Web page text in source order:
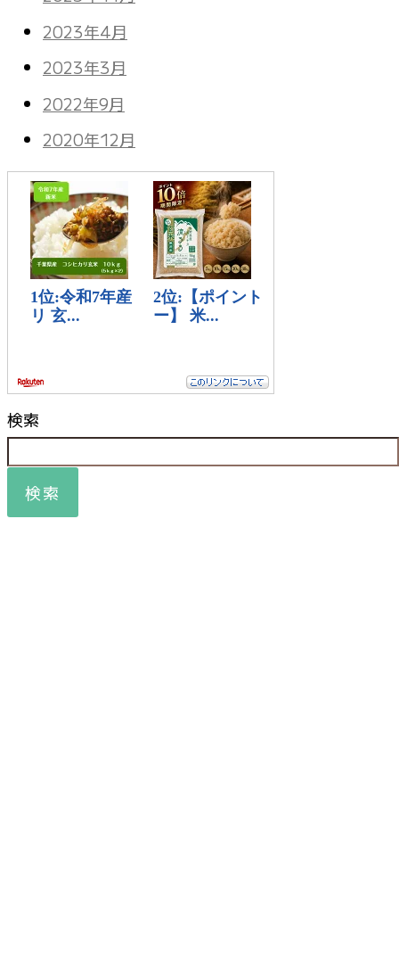
2023年4月
2023年3月
2022年9月
2020年12月
検索
検索